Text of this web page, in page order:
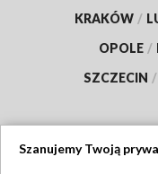
KRAKÓW /
OPOLE /
SZCZECIN /
Szanujemy Twoją